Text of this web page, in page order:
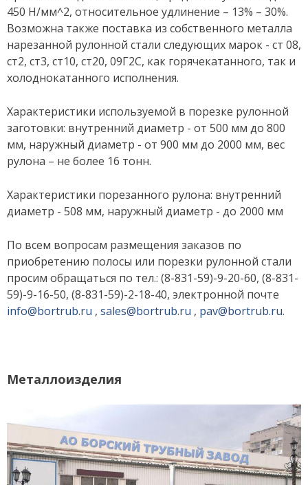
450 Н/мм^2, относительное удлинение – 13% – 30%.
Возможна также поставка из собственного металла
нарезанной рулонной стали следующих марок - ст 08,
ст2, ст3, ст10, ст20, 09Г2С, как горячекатанного, так и
холоднокатанного исполнения.
Характеристики используемой в порезке рулонной
заготовки: внутренний диаметр - от 500 мм до 800
мм, наружный диаметр - от 900 мм до 2000 мм, вес
рулона – не более 16 тонн.
Характеристики порезанного рулона: внутренний
диаметр - 508 мм, наружный диаметр - до 2000 мм
По всем вопросам размещения заказов по
приобретению полосы или порезки рулонной стали
просим обращаться по тел.: (8-831-59)-9-20-60, (8-831-
59)-9-16-50, (8-831-59)-2-18-40, электронной почте
info@bortrub.ru , sales@bortrub.ru , pav@bortrub.ru.
Металлоизделия